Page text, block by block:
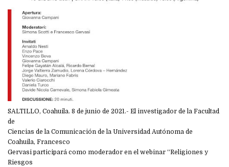
SALTILLO, Coahuila. 8 de junio de 2021.- El investigador de la Facultad
de
Ciencias de la Comunicación de la Universidad Autónoma de
Coahuila, Francesco
Gervasi participará como moderador en el webinar “Religiones y
Riesgos